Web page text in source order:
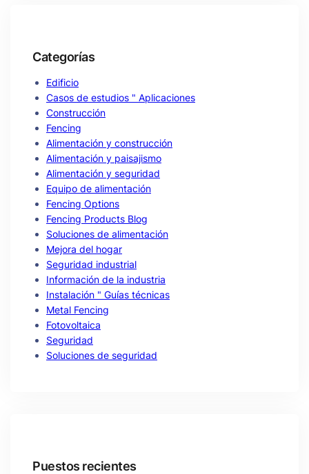
Categorías
Edificio
Casos de estudios " Aplicaciones
Construcción
Fencing
Alimentación y construcción
Alimentación y paisajismo
Alimentación y seguridad
Equipo de alimentación
Fencing Options
Fencing Products Blog
Soluciones de alimentación
Mejora del hogar
Seguridad industrial
Información de la industria
Instalación " Guías técnicas
Metal Fencing
Fotovoltaica
Seguridad
Soluciones de seguridad
Puestos recientes